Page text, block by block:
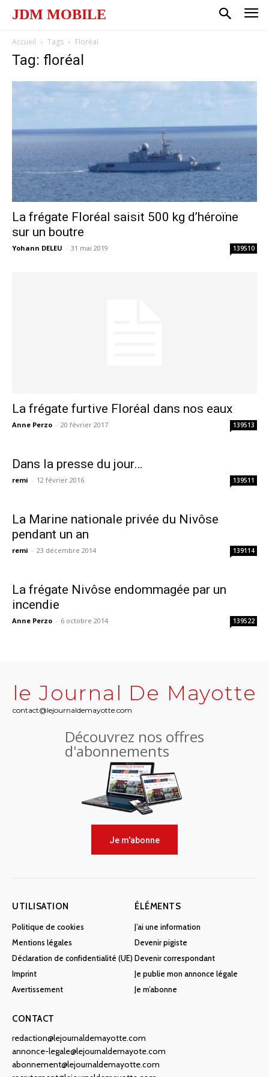
JDM MOBILE
Accueil Tags Floréal
Tag: floréal
La frégate Floréal saisit 500 kg d’héroïne
sur un boutre
Yohann DELEU - 31 mai 2019 139510
La frégate furtive Floréal dans nos eaux
Anne Perzo - 20 février 2017 139513
Dans la presse du jour…
remi - 12 février 2016 139511
La Marine nationale privée du Nivôse
pendant un an
remi - 23 décembre 2014 139114
La frégate Nivôse endommagée par un
incendie
Anne Perzo - 6 octobre 2014 139522
le Journal De Mayotte
contact@lejournaldemayotte.com
Découvrez nos offres
d'abonnements
Je m'abonne
UTILISATION
Politique de cookies
Mentions légales
Déclaration de confidentialité (UE)
Imprint
Avertissement
ÉLÉMENTS
J’ai une information
Devenir pigiste
Devenir correspondant
Je publie mon annonce légale
Je m’abonne
CONTACT
redaction@lejournaldemayotte.com
annonce-legale@lejournaldemayote.com
abonnement@lejournaldemayotte.com